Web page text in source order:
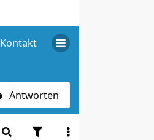
Kontakt
Antworten